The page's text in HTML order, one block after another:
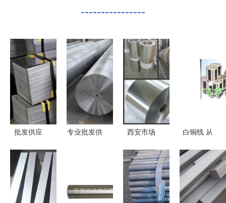
----------------
批发供应
1高温合金
板 满足苛
刻工况的优
专业批发供
CO类硬质
西安市场
现货批发价
格解析与选
购指南
白铜线 从
厂家选择，
一站式金属
材料采购指